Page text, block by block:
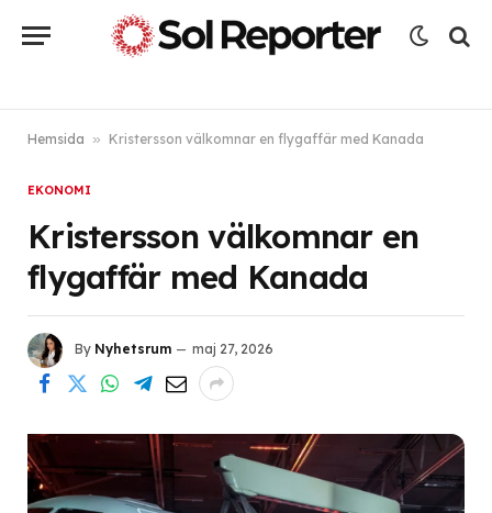
Hemsida » Kristersson välkomnar en flygaffär med Kanada
EKONOMI
Kristersson välkomnar en
flygaffär med Kanada
By Nyhetsrum maj 27, 2026